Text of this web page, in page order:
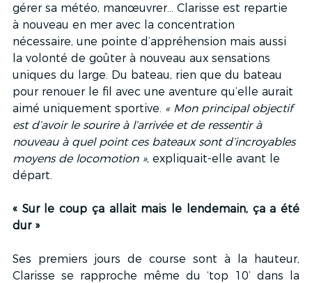
gérer sa météo, manœuvrer… Clarisse est repartie
à nouveau en mer avec la concentration
nécessaire, une pointe d’appréhension mais aussi
la volonté de goûter à nouveau aux sensations
uniques du large. Du bateau, rien que du bateau
pour renouer le fil avec une aventure qu’elle aurait
aimé uniquement sportive. « Mon principal objectif
est d’avoir le sourire à l’arrivée et de ressentir à
nouveau à quel point ces bateaux sont d’incroyables
moyens de locomotion », expliquait-elle avant le
départ.
« Sur le coup ça allait mais le lendemain, ça a été
dur »
Ses premiers jours de course sont à la hauteur,
Clarisse se rapproche même du ‘top 10’ dans la